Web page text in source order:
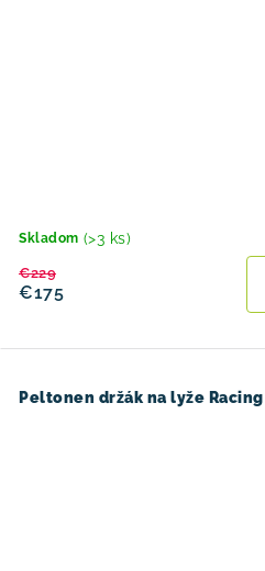
Skladom (>3 ks)
€175
€229
Peltonen držák na lyže Racing